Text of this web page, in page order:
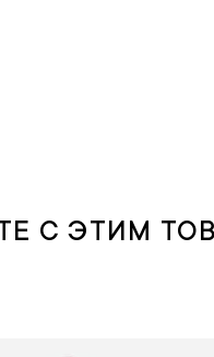
С ЭТИМ